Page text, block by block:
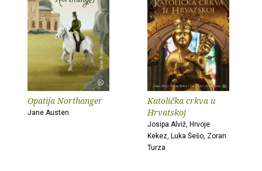
Opatija Northanger
Jane Austen
Katolička crkva u
Hrvatskoj
Josipa Alviž, Hrvoje
Kekez, Luka Šešo, Zoran
Turza